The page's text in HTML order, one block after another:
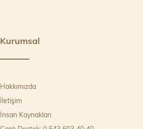
Kurumsal
Hakkımızda
İletişim
İnsan Kaynakları